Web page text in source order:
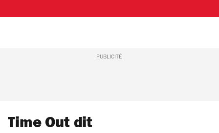
PUBLICITÉ
Time Out dit